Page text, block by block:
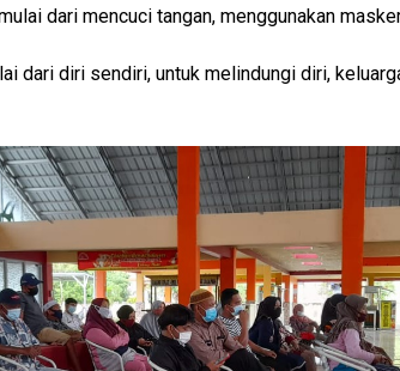
dari mencuci tangan, menggunakan
dari diri sendiri, untuk melindungi diri,